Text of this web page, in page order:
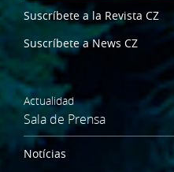
Suscríbete a la Revista CZ
Suscríbete a News CZ
Actualidad
Sala de Prensa
Notícias